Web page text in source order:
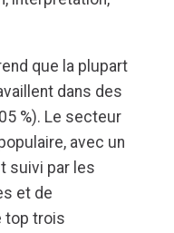
que la plupart
dans des
%). Le secteur
avec un
suivi par les
et de
top trois